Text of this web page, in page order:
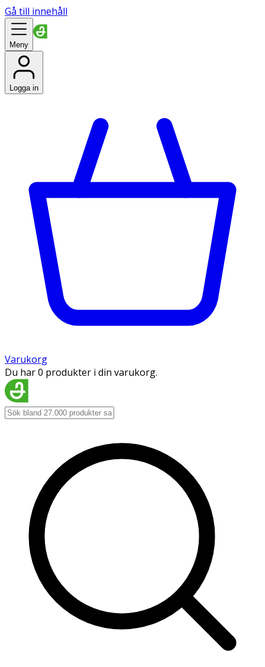
Gå till innehåll
Meny
Logga in
Varukorg
Du har 0 produkter i din varukorg.